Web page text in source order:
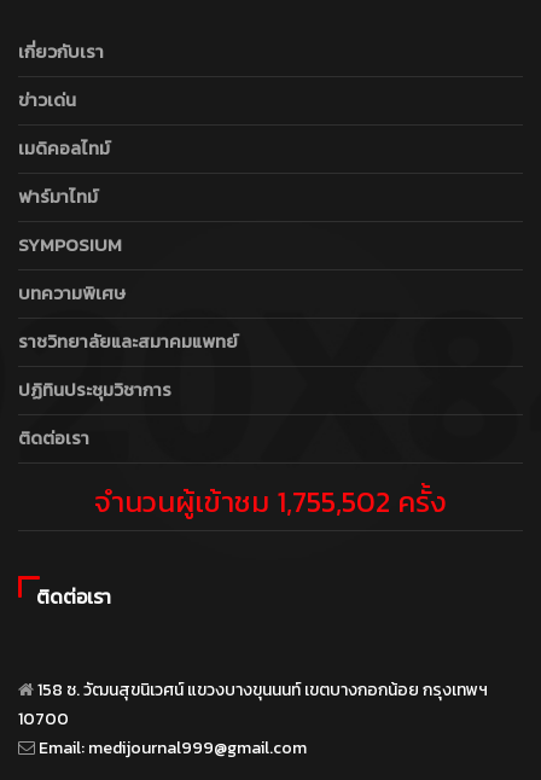
เกี่ยวกับเรา
ข่าวเด่น
เมดิคอลไทม์
ฟาร์มาไทม์
SYMPOSIUM
บทความพิเศษ
ราชวิทยาลัยและสมาคมแพทย์
ปฏิทินประชุมวิชาการ
ติดต่อเรา
จำนวนผู้เข้าชม 1,755,502 ครั้ง
ติดต่อเรา
158 ซ. วัฒนสุขนิเวศน์ แขวงบางขุนนนท์ เขตบางกอกน้อย กรุงเทพฯ
10700
Email:medijournal999@gmail.com